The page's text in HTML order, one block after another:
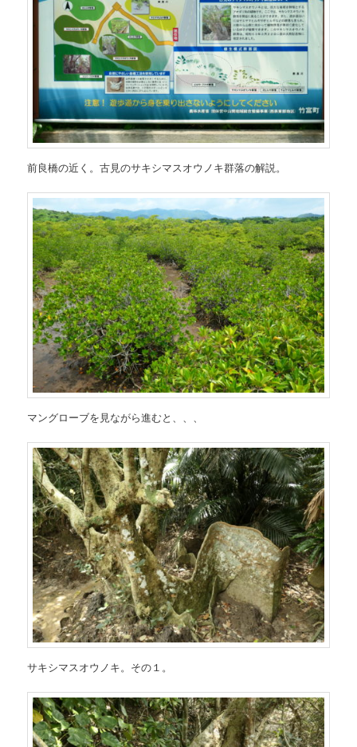
前良橋の近く。古見のサキシマスオウノキ群落の解説。
マングローブを見ながら進むと、、、
サキシマスオウノキ。その１。